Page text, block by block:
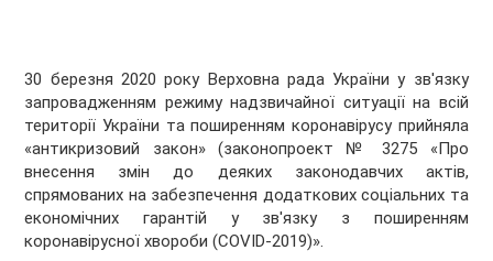
30 березня 2020 року Верховна рада України у зв'язку
запровадженням режиму надзвичайної ситуації на всій
території України та поширенням коронавірусу прийняла
«антикризовий закон» (законопроект № 3275 «Про
внесення змін до деяких законодавчих актів,
спрямованих на забезпечення додаткових соціальних та
економічних гарантій у зв'язку з поширенням
коронавірусної хвороби (COVID-2019)».